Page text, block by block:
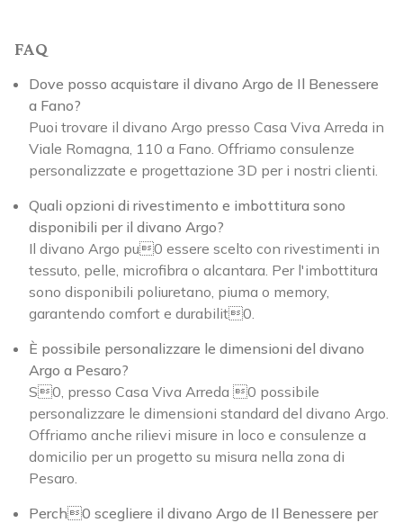
FAQ
Dove posso acquistare il divano Argo de Il Benessere
a Fano?
Puoi trovare il divano Argo presso Casa Viva Arreda in
Viale Romagna, 110 a Fano. Offriamo consulenze
personalizzate e progettazione 3D per i nostri clienti.
Quali opzioni di rivestimento e imbottitura sono
disponibili per il divano Argo?
Il divano Argo pu0 essere scelto con rivestimenti in
tessuto, pelle, microfibra o alcantara. Per l'imbottitura
sono disponibili poliuretano, piuma o memory,
garantendo comfort e durabilit0.
È possibile personalizzare le dimensioni del divano
Argo a Pesaro?
S0, presso Casa Viva Arreda 0 possibile
personalizzare le dimensioni standard del divano Argo.
Offriamo anche rilievi misure in loco e consulenze a
domicilio per un progetto su misura nella zona di
Pesaro.
Perch0 scegliere il divano Argo de Il Benessere per